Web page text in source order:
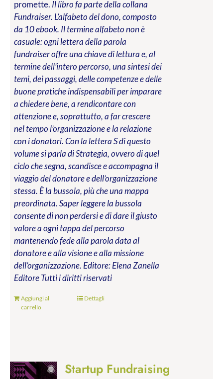
promette. Il libro fa parte della collana
Fundraiser. L’alfabeto del dono, composto
da 10 ebook. Il termine alfabeto non è
casuale: ogni lettera della parola
fundraiser offre una chiave di lettura e, al
termine dell’intero percorso, una sintesi dei
temi, dei passaggi, delle competenze e delle
buone pratiche indispensabili per imparare
a chiedere bene, a rendicontare con
attenzione e, soprattutto, a far crescere
nel tempo l’organizzazione e la relazione
con i donatori. Con la lettera S di questo
volume si parla di Strategia, ovvero di quel
ciclo che segna, scandisce e accompagna il
viaggio del donatore e dell’organizzazione
stessa. È la bussola, più che una mappa
preordinata. Saper leggere la bussola
consente di non perdersi e di dare il giusto
valore a ogni tappa del percorso
mantenendo fede alla parola data al
donatore e alla visione e alla missione
dell’organizzazione. Editore: Elena Zanella
EditoreTutti i diritti riservati
Aggiungi al
carrello
Dettagli
Startup Fundraising